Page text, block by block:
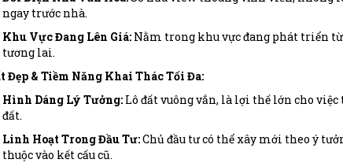
ngay trước nhà.
Khu Vực Đang Lên Giá:Nằm trong khu vực đang phát triển
tương lai.
Đẹp & Tiềm Năng Khai Thác Tối Đa:
Hình Dáng Lý Tưởng:Lô đất vuông vắn, là lợi thế lớn cho
đất.
Linh Hoạt Trong Đầu Tư:Chủ đầu tư có thể xây mới theo ý
thuộc vào kết cấu cũ.